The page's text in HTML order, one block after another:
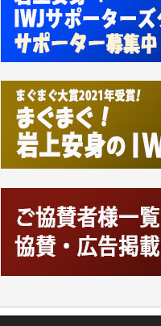
諸般の事情によりIWJ会費
です。市民側に立つ講演会
ンをよく拝見しております
われるのはあまりにもった
お役立てください。（H.O.
今日、僅かですがカンパし
様）
機を乗り切るには到底及ば
の妻を抱えている私にと
パです。
かねてよりIWJが発してき
産だと思っています。